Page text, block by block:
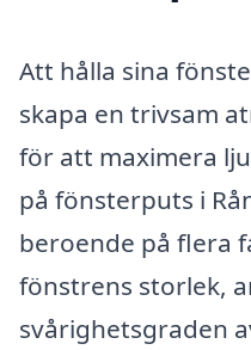
Att hålla sina
skapa en trivsam
för att maximera
på fönsterputs i
beroende på flera
fönstrens storlek,
svårighetsgraden